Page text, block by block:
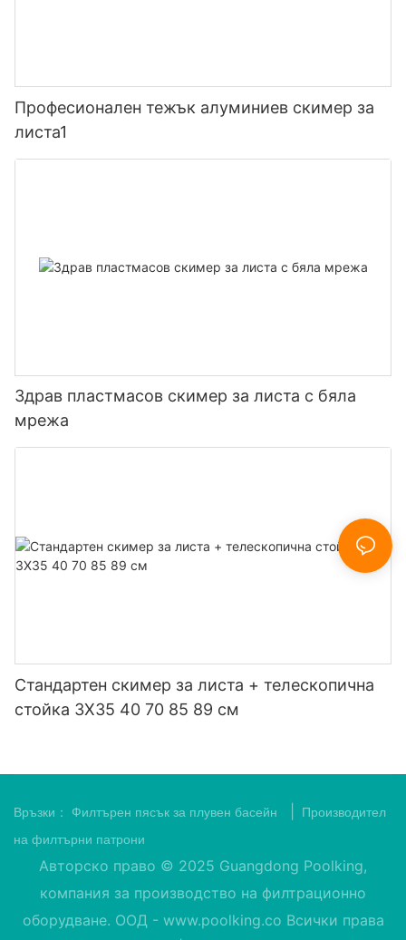
Професионален тежък алуминиев скимер за
листа1
Здрав пластмасов скимер за листа с бяла
мрежа
Стандартен скимер за листа + телескопична
стойка 3X35 40 70 85 89 см
Връзки： Филтърен пясък за плувен басейн
Производител
на филтърни патрони
Авторско право © 2025 Guangdong Poolking,
компания за производство на филтрационно
оборудване. ООД - www.poolking.co Всички права